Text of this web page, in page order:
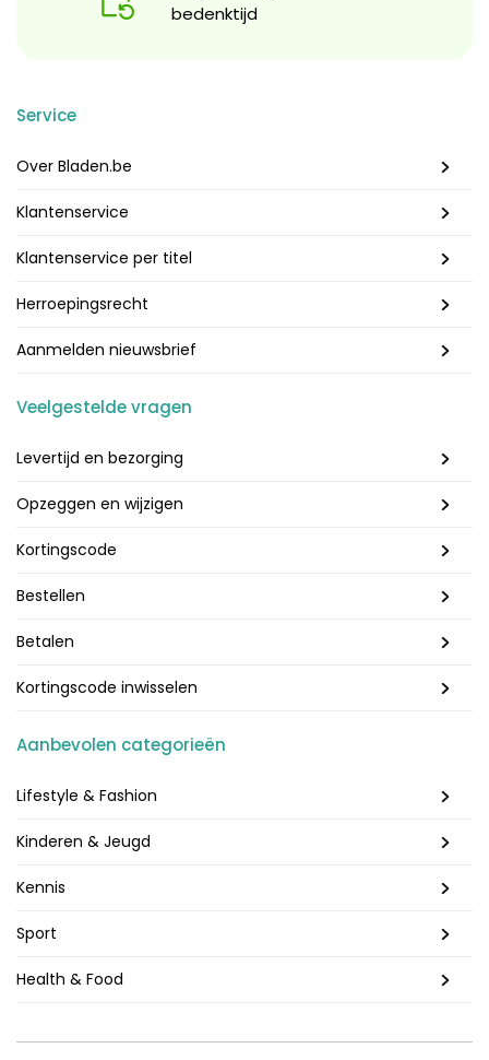
bedenktijd
Service
Over Bladen.be
Klantenservice
Klantenservice per titel
Herroepingsrecht
Aanmelden nieuwsbrief
Veelgestelde vragen
Levertijd en bezorging
Opzeggen en wijzigen
Kortingscode
Bestellen
Betalen
Kortingscode inwisselen
Aanbevolen categorieën
Lifestyle & Fashion
Kinderen & Jeugd
Kennis
Sport
Health & Food